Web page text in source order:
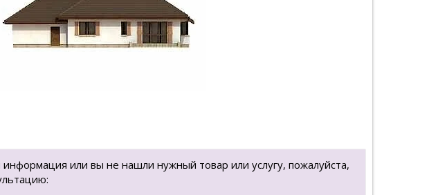
информация или вы не нашли нужный товар или услугу, пожалуйста,